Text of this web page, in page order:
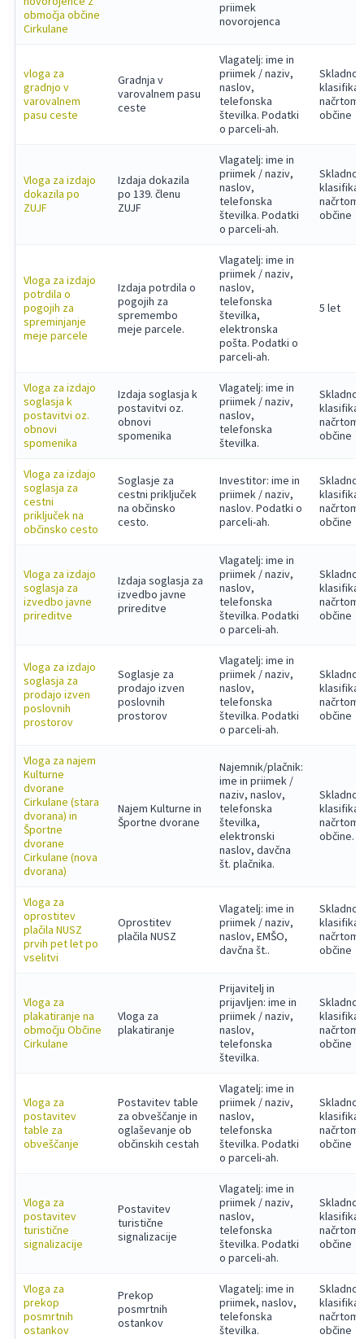
območja občine
Cirkulane
priimek
novorojenca
vloga za
gradnjo v
varovalnem
pasu ceste
Gradnja v
varovalnem pasu
ceste
Vlagatelj: ime in
priimek / naziv,
naslov,
telefonska
številka. Podatki
o parceli-ah.
Skladno
načrtom
občine
Vloga za izdajo
dokazila po
ZUJF
Izdaja dokazila
po 139. členu
ZUJF
Vlagatelj: ime in
priimek / naziv,
naslov,
telefonska
številka. Podatki
o parceli-ah.
Skladno
načrtom
občine
Vloga za izdajo
potrdila o
pogojih za
spreminjanje
meje parcele
Izdaja potrdila o
pogojih za
spremembo
meje parcele.
Vlagatelj: ime in
priimek / naziv,
naslov,
telefonska
številka,
elektronska
pošta. Podatki o
parceli-ah.
5 let
Vloga za izdajo
soglasja k
postavitvi oz.
obnovi
spomenika
Izdaja soglasja k
postavitvi oz.
obnovi
spomenika
Vlagatelj: ime in
priimek / naziv,
naslov,
telefonska
številka.
Skladno
načrtom
občine
Vloga za izdajo
soglasja za
cestni
priključek na
občinsko cesto
Soglasje za
cestni priključek
na občinsko
cesto.
Investitor: ime in
priimek / naziv,
naslov. Podatki o
parceli-ah.
Skladno
načrtom
občine
Vloga za izdajo
soglasja za
izvedbo javne
prireditve
Izdaja soglasja za
izvedbo javne
prireditve
Vlagatelj: ime in
priimek / naziv,
naslov,
telefonska
številka. Podatki
o parceli-ah.
Skladno
načrtom
občine
Vloga za izdajo
soglasja za
prodajo izven
poslovnih
prostorov
Soglasje za
prodajo izven
poslovnih
prostorov
Vlagatelj: ime in
priimek / naziv,
naslov,
telefonska
številka. Podatki
o parceli-ah.
Skladno
načrtom
občine
Vloga za najem
Kulturne
dvorane
Cirkulane (stara
dvorana) in
Športne
dvorane
Cirkulane (nova
dvorana)
Najem Kulturne in
Športne dvorane
Najemnik/plačnik:
ime in priimek /
naziv, naslov,
telefonska
številka,
elektronski
naslov, davčna
št. plačnika.
Skladno
načrtom
občine.
Vloga za
oprostitev
plačila NUSZ
prvih pet let po
vselitvi
Oprostitev
plačila NUSZ
Vlagatelj: ime in
priimek / naziv,
naslov, EMŠO,
davčna št..
Skladno
načrtom
občine
Vloga za
plakatiranje na
območju Občine
Cirkulane
Vloga za
plakatiranje
Prijavitelj in
prijavljen: ime in
priimek / naziv,
naslov,
telefonska
številka.
Skladno
načrtom
občine
Vloga za
postavitev
table za
obveščanje
Postavitev table
za obveščanje in
oglaševanje ob
občinskih cestah
Vlagatelj: ime in
priimek / naziv,
naslov,
telefonska
številka. Podatki
o parceli-ah.
Skladno
načrtom
občine
Vloga za
postavitev
turistične
signalizacije
Postavitev
turistične
signalizacije
Vlagatelj: ime in
priimek / naziv,
naslov,
telefonska
številka. Podatki
o parceli-ah.
Skladno
načrtom
občine
Vloga za
prekop
posmrtnih
ostankov
Prekop
posmrtnih
ostankov
Vlagatelj: ime in
priimek, naslov,
telefonska
številka.
Skladno
načrtom
občine